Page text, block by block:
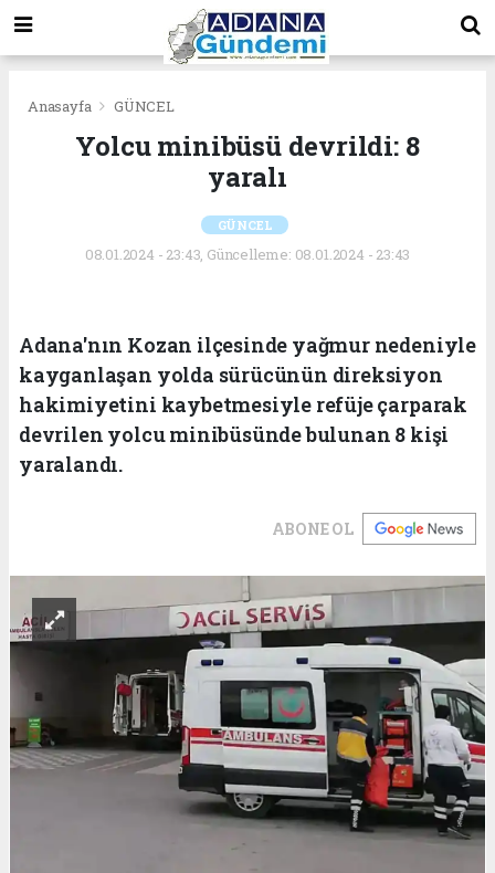
Anasayfa GÜNCEL
Yolcu minibüsü devrildi: 8
yaralı
GÜNCEL
08.01.2024 - 23:43, Güncelleme: 08.01.2024 - 23:43
Adana'nın Kozan ilçesinde yağmur nedeniyle
kayganlaşan yolda sürücünün direksiyon
hakimiyetini kaybetmesiyle refüje çarparak
devrilen yolcu minibüsünde bulunan 8 kişi
yaralandı.
ABONE OL